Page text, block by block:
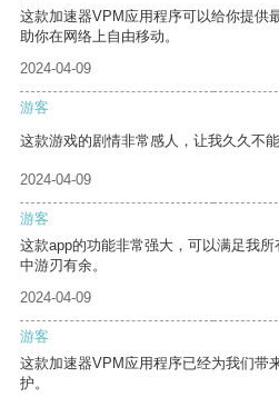
这款加速器VPM应用程序可以给你提供
助你在网络上自由移动。
2024-04-09
游客
这款游戏的剧情非常感人，让我久久不能
2024-04-09
游客
这款app的功能非常强大，可以满足我
中游刃有余。
2024-04-09
游客
这款加速器VPM应用程序已经为我们带
护。